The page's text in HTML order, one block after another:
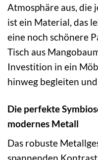
Atmosphäre aus, die
ist ein Material, das
eine noch schönere
Tisch aus
Investition in ein
hinweg begleiten
Die perfekte
modernes Metall
Das robuste